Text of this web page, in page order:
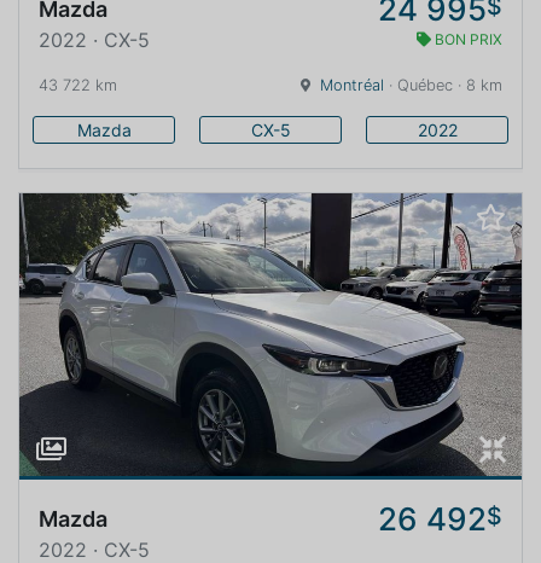
Mazda 24 995$
2022 · CX-5 BON PRIX
43 722 km Montréal · Québec · 8 km
Mazda CX-5 2022
Mazda 26 492$
2022 · CX-5